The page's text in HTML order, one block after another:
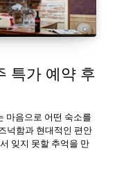
특가 예약 후
마음으로 어떤 숙소를
넉함과 현대적인 편안
잊지 못할 추억을 만